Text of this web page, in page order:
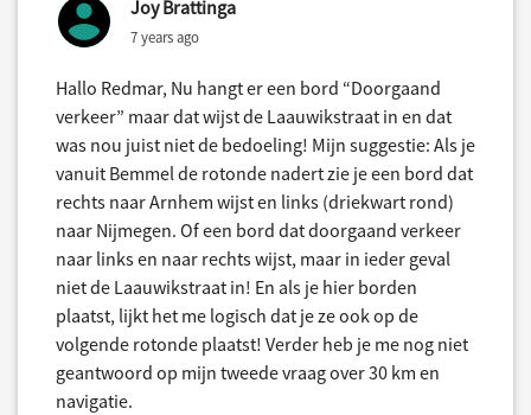
Joy Brattinga
7 years ago
Hallo Redmar, Nu hangt er een bord “Doorgaand
verkeer” maar dat wijst de Laauwikstraat in en dat
was nou juist niet de bedoeling! Mijn suggestie: Als je
vanuit Bemmel de rotonde nadert zie je een bord dat
rechts naar Arnhem wijst en links (driekwart rond)
naar Nijmegen. Of een bord dat doorgaand verkeer
naar links en naar rechts wijst, maar in ieder geval
niet de Laauwikstraat in! En als je hier borden
plaatst, lijkt het me logisch dat je ze ook op de
volgende rotonde plaatst! Verder heb je me nog niet
geantwoord op mijn tweede vraag over 30 km en
navigatie.